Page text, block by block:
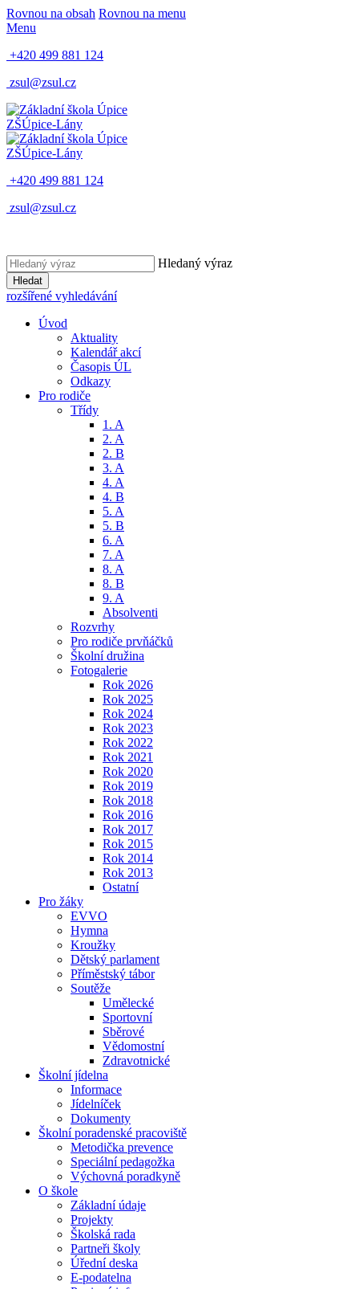
Rovnou na obsah Rovnou na menu
Menu
+420 499 881 124
zsul@zsul.cz
ZŠÚpice-Lány
ZŠÚpice-Lány
+420 499 881 124
zsul@zsul.cz
Hledaný výraz
Hledat
rozšířené vyhledávání
Úvod
Aktuality
Kalendář akcí
Časopis ÚL
Odkazy
Pro rodiče
Třídy
1. A
2. A
2. B
3. A
4. A
4. B
5. A
5. B
6. A
7. A
8. A
8. B
9. A
Absolventi
Rozvrhy
Pro rodiče prvňáčků
Školní družina
Fotogalerie
Rok 2026
Rok 2025
Rok 2024
Rok 2023
Rok 2022
Rok 2021
Rok 2020
Rok 2019
Rok 2018
Rok 2016
Rok 2017
Rok 2015
Rok 2014
Rok 2013
Ostatní
Pro žáky
EVVO
Hymna
Kroužky
Dětský parlament
Příměstský tábor
Soutěže
Umělecké
Sportovní
Sběrové
Vědomostní
Zdravotnické
Školní jídelna
Informace
Jídelníček
Dokumenty
Školní poradenské pracoviště
Metodička prevence
Speciální pedagožka
Výchovná poradkyně
O škole
Základní údaje
Projekty
Školská rada
Partneři školy
Úřední deska
E-podatelna